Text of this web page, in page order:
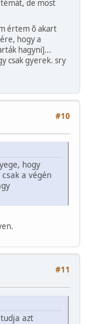
de most
értem õ akart
hogy a
hagyni]...
csak gyerek. sry
#10
hogy
a végén
#11
azt